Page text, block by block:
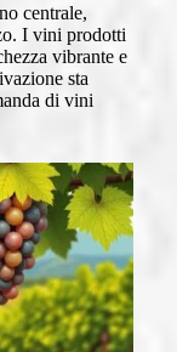
centrale,
I vini prodotti
vibrante e
sta
di vini